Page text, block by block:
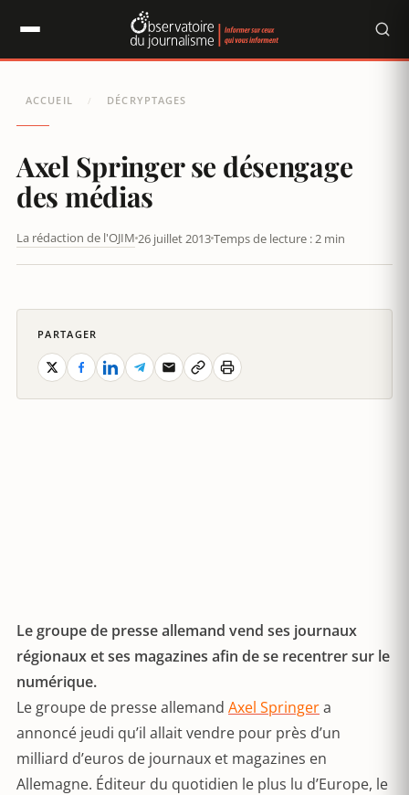
ACCUEIL / DÉCRYPTAGES
Axel Springer se désengage
des médias
La rédaction de l'OJIM 26 juillet 2013Temps de lecture : 2 min
Le groupe de presse allemand vend ses journaux
régionaux et ses magazines afin de se recentrer sur le
numérique.
Le groupe de presse allemand Axel Springera
annoncé jeudi qu’il allait vendre pour près d’un
milliard d’euros de journaux et magazines en
Allemagne. Éditeur du quotidien le plus lu d’Europe, le
PARTAGER
Panneau de gestion des cookies